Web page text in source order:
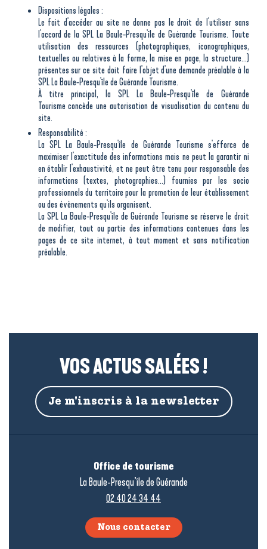
Dispositions légales :
Le fait d'accéder au site ne donne pas le droit de l'utiliser sans
l'accord de la SPL La Baule-Presqu'île de Guérande Tourisme. Toute
utilisation des ressources (photographiques, iconographiques,
textuelles ou relatives à la forme, la mise en page, la structure...)
présentes sur ce site doit faire l'objet d'une demande préalable à la
SPL La Baule-Presqu'île de Guérande Tourisme.
À titre principal, la SPL La Baule-Presqu'île de Guérande
Tourisme concède une autorisation de visualisation du contenu du
site.
Responsabilité :
La SPL La Baule-Presqu'île de Guérande Tourisme s'efforce de
maximiser l'exactitude des informations mais ne peut la garantir ni
en établir l'exhaustivité, et ne peut être tenu pour responsable des
informations (textes, photographies...) fournies par les socio
professionnels du territoire pour la promotion de leur établissement
ou des évènements qu'ils organisent.
La SPL La Baule-Presqu'île de Guérande Tourisme se réserve le droit
de modifier, tout ou partie des informations contenues dans les
pages de ce site internet, à tout moment et sans notification
préalable.
VOS ACTUS SALÉES !
Je m'inscris à la newsletter
Office de tourisme
La Baule-Presqu’île de Guérande
02 40 24 34 44
Nous contacter